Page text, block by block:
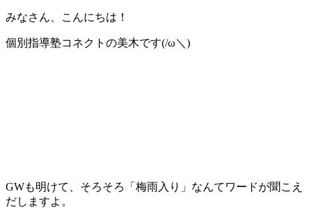
みなさん、こんにちは！
個別指導塾コネクトの美木です(/ω＼)
GWも明けて、そろそろ「梅雨入り」なんてワードが聞こえ
だしますよ。